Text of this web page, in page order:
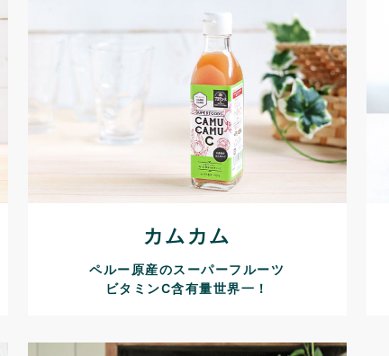
カムカム
ペルー原産のスーパーフルーツ
ビタミンC含有量世界一！